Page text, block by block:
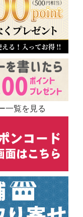
一覧を見る